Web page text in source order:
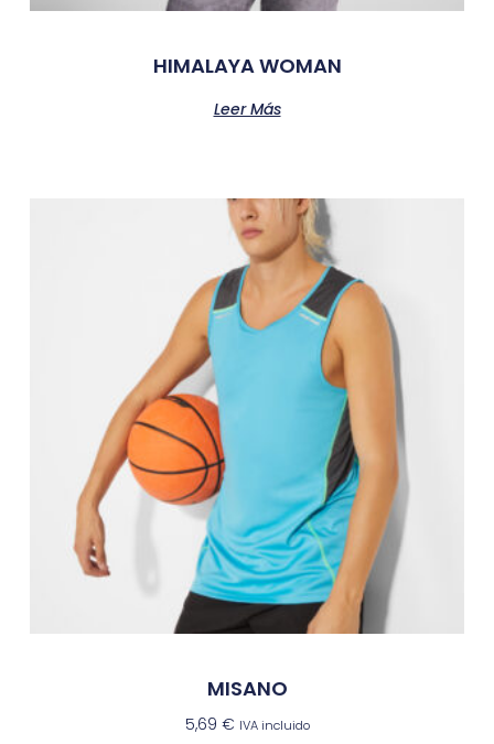
HIMALAYA WOMAN
Leer Más
MISANO
5,69 € IVA incluido